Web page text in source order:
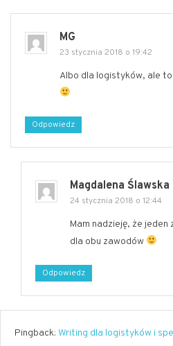
MG
23 stycznia 2018 o 19:42
Albo dla logistyków, ale
Odpowiedz
Magdalena Ślawska
24 stycznia 2018 o 12:44
Mam nadzieję, że
dla obu zawodów
Odpowiedz
Pingback: Writing dla logistyków i